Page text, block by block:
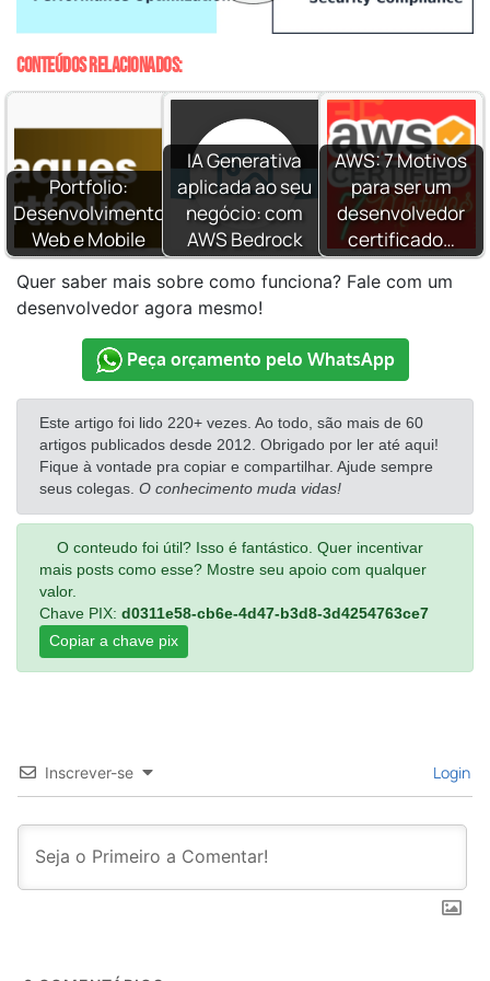
Conteúdos relacionados:
Portfolio:
Desenvolvimento
Web e Mobile
IA Generativa
aplicada ao seu
negócio: com
AWS Bedrock
AWS: 7 Motivos
para ser um
desenvolvedor
certificado…
Quer saber mais sobre como funciona? Fale com um
desenvolvedor agora mesmo!
Peça orçamento pelo WhatsApp
Este artigo foi lido 220+ vezes. Ao todo, são mais de 60
artigos publicados desde 2012. Obrigado por ler até aqui!
Fique à vontade pra copiar e compartilhar. Ajude sempre
seus colegas. O conhecimento muda vidas!
O conteudo foi útil? Isso é fantástico. Quer incentivar
mais posts como esse? Mostre seu apoio com qualquer
valor.
Chave PIX: d0311e58-cb6e-4d47-b3d8-3d4254763ce7
Copiar a chave pix
Inscrever-se Login